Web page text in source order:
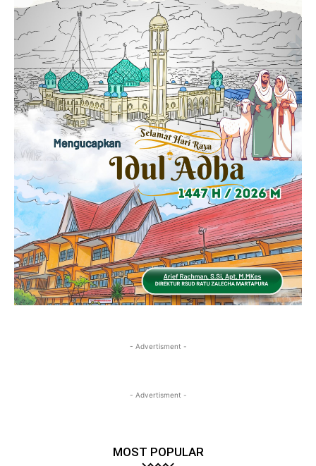
- Advertisment -
- Advertisment -
MOST POPULAR